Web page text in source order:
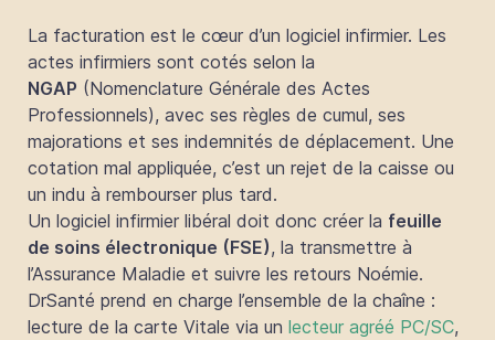
La facturation est le cœur d’un logiciel infirmier. Les
actes infirmiers sont cotés selon la
NGAP (Nomenclature Générale des Actes
Professionnels), avec ses règles de cumul, ses
majorations et ses indemnités de déplacement. Une
cotation mal appliquée, c’est un rejet de la caisse ou
un indu à rembourser plus tard.
Un logiciel infirmier libéral doit donc créer la feuille
de soins électronique (FSE), la transmettre à
l’Assurance Maladie et suivre les retours Noémie.
DrSanté prend en charge l’ensemble de la chaîne :
lecture de la carte Vitale via un lecteur agréé PC/SC,